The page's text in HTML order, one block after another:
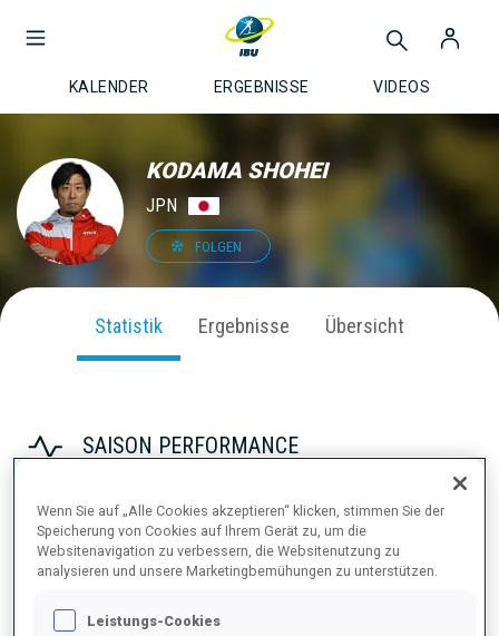
KALENDER ERGEBNISSE VIDEOS
KODAMA SHOHEI
JPN
FOLGEN
Statistik Ergebnisse Übersicht
SAISON PERFORMANCE
2022/2023
Wenn Sie auf „Alle Cookies akzeptieren“ klicken, stimmen Sie der
Speicherung von Cookies auf Ihrem Gerät zu, um die
Websitenavigation zu verbessern, die Websitenutzung zu
analysieren und unsere Marketingbemühungen zu unterstützen.
Leistungs-Cookies